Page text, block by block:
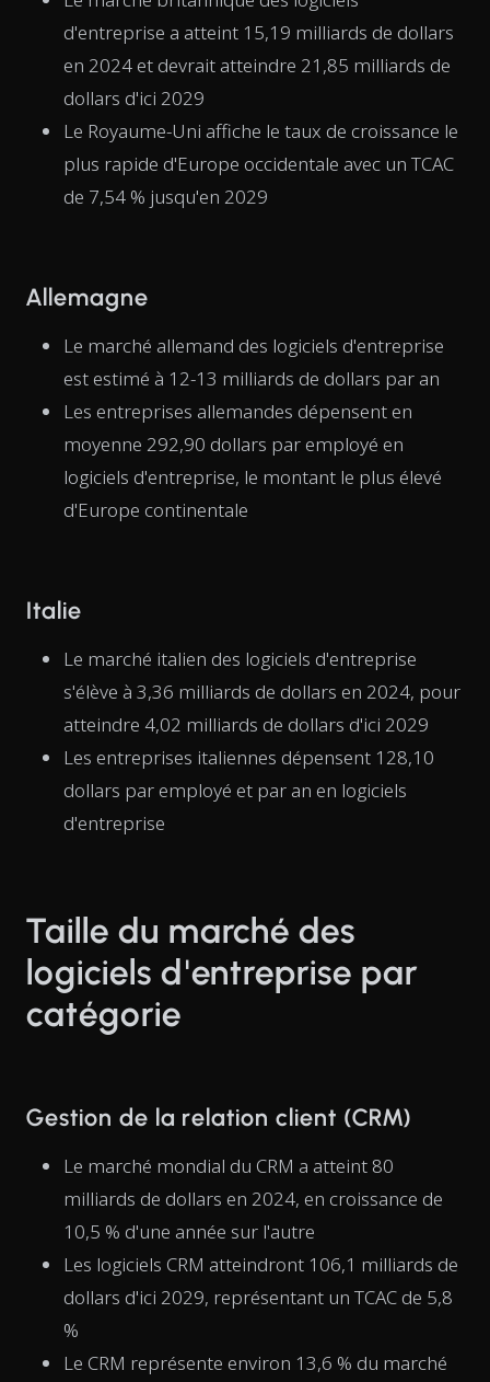
d'entreprise a atteint 15,19 milliards de dollars
en 2024 et devrait atteindre 21,85 milliards de
dollars d'ici 2029
Le Royaume-Uni affiche le taux de croissance le
plus rapide d'Europe occidentale avec un TCAC
de 7,54 % jusqu'en 2029
Allemagne
Le marché allemand des logiciels d'entreprise
est estimé à 12-13 milliards de dollars par an
Les entreprises allemandes dépensent en
moyenne 292,90 dollars par employé en
logiciels d'entreprise, le montant le plus élevé
d'Europe continentale
Italie
Le marché italien des logiciels d'entreprise
s'élève à 3,36 milliards de dollars en 2024, pour
atteindre 4,02 milliards de dollars d'ici 2029
Les entreprises italiennes dépensent 128,10
dollars par employé et par an en logiciels
d'entreprise
Taille du marché des
logiciels d'entreprise par
catégorie
Gestion de la relation client (CRM)
Le marché mondial du CRM a atteint 80
milliards de dollars en 2024, en croissance de
10,5 % d'une année sur l'autre
Les logiciels CRM atteindront 106,1 milliards de
dollars d'ici 2029, représentant un TCAC de 5,8
%
Le CRM représente environ 13,6 % du marché